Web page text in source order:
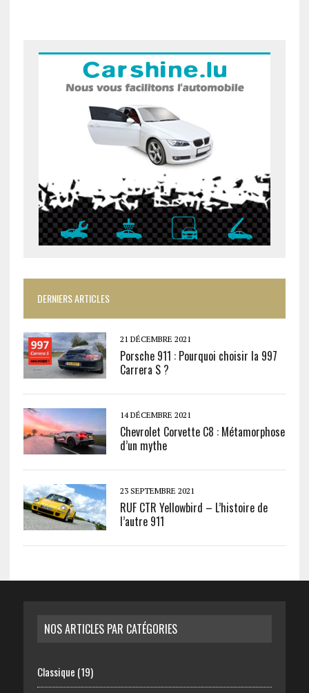
DERNIERS ARTICLES
21 DÉCEMBRE 2021
Porsche 911 : Pourquoi choisir la 997
Carrera S ?
14 DÉCEMBRE 2021
Chevrolet Corvette C8 : Métamorphose
d’un mythe
23 SEPTEMBRE 2021
RUF CTR Yellowbird – L’histoire de
l’autre 911
NOS ARTICLES PAR CATÉGORIES
Classique (19)